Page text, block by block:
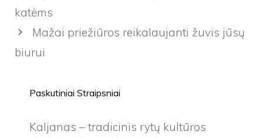
katėms
Mažai priežiūros reikalaujanti žuvis jūsų
biurui
Paskutiniai Straipsniai
Kaljanas – tradicinis rytų kultūros